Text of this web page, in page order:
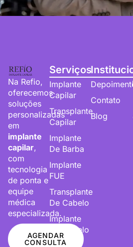
Na Refio,
oferecemos
soluções
personalizadas
em
implante
capilar,
com
tecnologia
de ponta e
equipe
médica
especializada.
AGENDAR
CONSULTA
Serviços
Implante
Capilar
Transplante
Capilar
Implante
De Barba
Implante
FUE
Transplante
De Cabelo
Implante
De Cabelo
Contato
Blog